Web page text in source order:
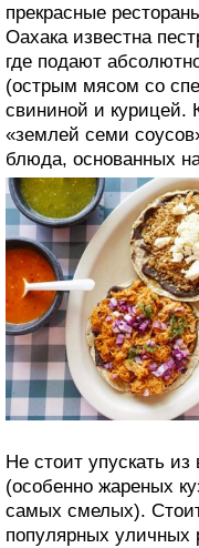
прекрасные
Оахака известна
где подают
(острым мясом со
свининой и курицей.
«землей семи
блюда, основанных
Не стоит упускать
(особенно жареных
самых смелых).
популярных уличных